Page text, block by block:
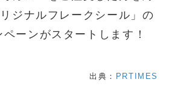
ジナルフレークシール」の
ーンがスタートします！
出典： PRTIMES